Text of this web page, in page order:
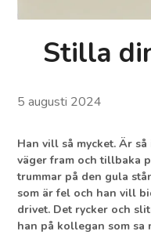
Stilla
5 augusti 2024
Han vill så mycket. Är
väger fram och tillbaka
trummar på den gula
som är fel och han vill
drivet. Det rycker och
han på kollegan som sa